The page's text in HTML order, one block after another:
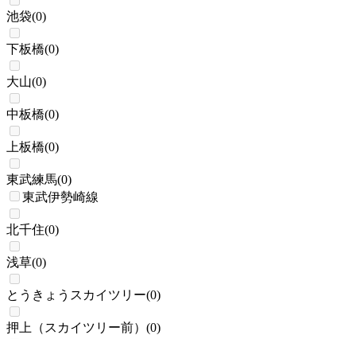
池袋(0)
下板橋(0)
大山(0)
中板橋(0)
上板橋(0)
東武練馬(0)
東武伊勢崎線
北千住(0)
浅草(0)
とうきょうスカイツリー(0)
押上（スカイツリー前） (0)